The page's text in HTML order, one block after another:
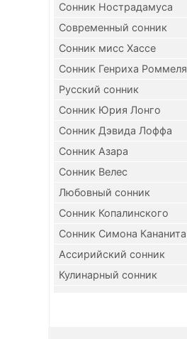
Сонник Нострадамуса
Современный сонник
Сонник мисс Хассе
Сонник Генриха Роммеля
Русский сонник
Сонник Юрия Лонго
Сонник Дэвида Лоффа
Сонник Азара
Сонник Велес
Любовный сонник
Сонник Копалинского
Сонник Симона Кананита
Ассирийский сонник
Кулинарный сонник